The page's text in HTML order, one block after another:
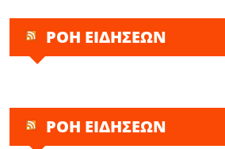
ΡΟΗ ΕΙΔΗΣΕΩΝ
ΡΟΗ ΕΙΔΗΣΕΩΝ